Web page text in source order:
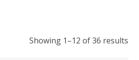
Showing 1–12 of 36 results